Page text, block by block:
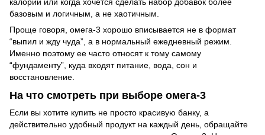
базовым и логичным, а не хаотичным.
Проще говоря, омега-3 хорошо вписывается не в формат
“выпил и жду чуда”, а в нормальный ежедневный режим.
Именно поэтому ее часто относят к тому самому
“фундаменту”, куда входят питание, вода, сон и
восстановление.
На что смотреть при выборе омега-3
Если вы хотите купить не просто красивую банку, а
действительно удобный продукт на каждый день, обращайте